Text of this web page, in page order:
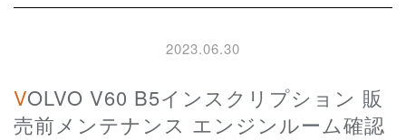
2023.06.30
VOLVO V60 B5インスクリプション 販
売前メンテナンス エンジンルーム確認